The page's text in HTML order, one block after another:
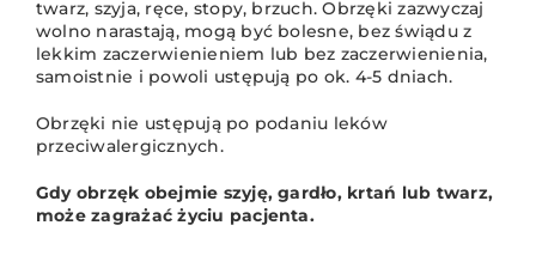
twarz, szyja, ręce, stopy, brzuch. Obrzęki zazwyczaj
wolno narastają, mogą być bolesne, bez świądu z
lekkim zaczerwienieniem lub bez zaczerwienienia,
samoistnie i powoli ustępują po ok. 4-5 dniach.
Obrzęki nie ustępują po podaniu leków
przeciwalergicznych.
Gdy obrzęk obejmie szyję, gardło, krtań lub twarz,
może zagrażać życiu pacjenta.